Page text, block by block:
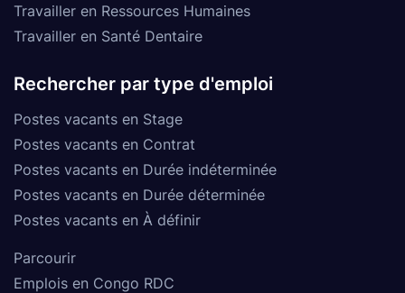
Travailler en Ressources Humaines
Travailler en Santé Dentaire
Rechercher par type d'emploi
Postes vacants en Stage
Postes vacants en Contrat
Postes vacants en Durée indéterminée
Postes vacants en Durée déterminée
Postes vacants en À définir
Parcourir
Emplois en Congo RDC